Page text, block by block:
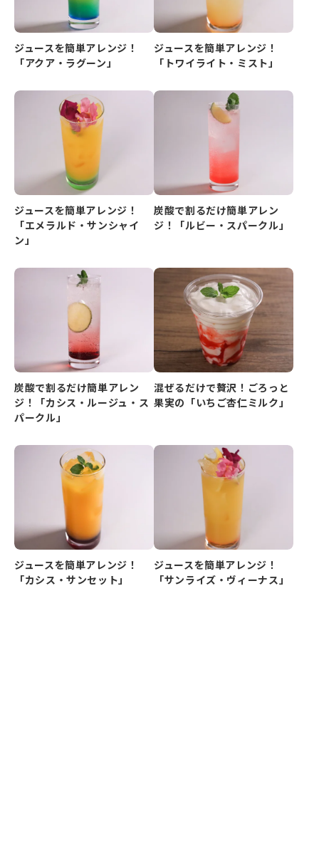
ジュースを簡単アレンジ！
「アクア・ラグーン」
ジュースを簡単アレンジ！
「トワイライト・ミスト」
ジュースを簡単アレンジ！
「エメラルド・サンシャイ
ン」
炭酸で割るだけ簡単アレン
ジ！「ルビー・スパークル」
炭酸で割るだけ簡単アレン
ジ！「カシス・ルージュ・ス
パークル」
混ぜるだけで贅沢！ごろっと
果実の「いちご杏仁ミルク」
ジュースを簡単アレンジ！
「カシス・サンセット」
ジュースを簡単アレンジ！
「サンライズ・ヴィーナス」